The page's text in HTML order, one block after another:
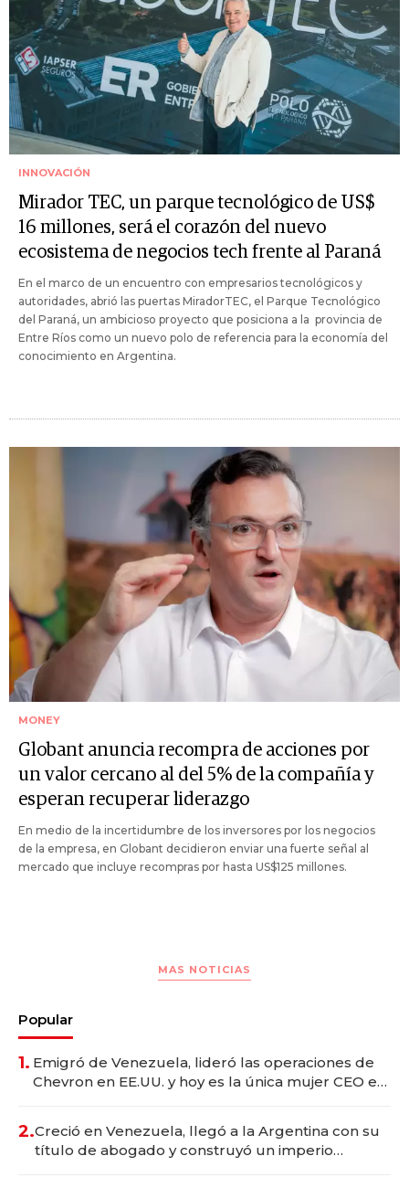
INNOVACIÓN
Mirador TEC, un parque tecnológico de US$
16 millones, será el corazón del nuevo
ecosistema de negocios tech frente al Paraná
En el marco de un encuentro con empresarios tecnológicos y
autoridades, abrió las puertas MiradorTEC, el Parque Tecnológico
del Paraná, un ambicioso proyecto que posiciona a la provincia de
Entre Ríos como un nuevo polo de referencia para la economía del
conocimiento en Argentina.
MONEY
Globant anuncia recompra de acciones por
un valor cercano al del 5% de la compañía y
esperan recuperar liderazgo
En medio de la incertidumbre de los inversores por los negocios
de la empresa, en Globant decidieron enviar una fuerte señal al
mercado que incluye recompras por hasta US$125 millones.
MAS NOTICIAS
Popular
1. Emigró de Venezuela, lideró las operaciones de
Chevron en EE.UU. y hoy es la única mujer CEO en
2.Creció en Venezuela, llegó a la Argentina con su
título de abogado y construyó un imperio